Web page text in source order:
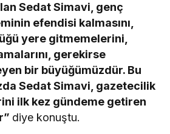
Sedat Simavi, genç
efendisi kalmasını,
yere gitmemelerini,
gerekirse
bir büyüğümüzdür. Bu
Sedat Simavi, gazetecilik
ilk kez gündeme getiren
diye konuştu.